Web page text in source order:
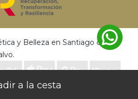
y Belleza en Santiago de
. Tecnología
50€ | Entrega en 24 - 72